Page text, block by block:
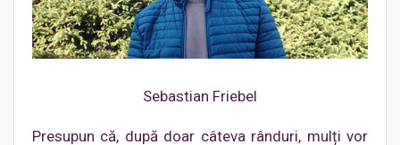
Sebastian Friebel
Presupun că, după doar câteva rânduri, mulți vor